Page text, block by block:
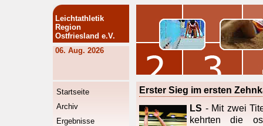
Leichtathletik
Region
Ostfriesland e.V.
06. Aug. 2026
Startseite
Archiv
Ergebnisse
Erster Sieg im ersten
LS - Mit zwei
kehrten die